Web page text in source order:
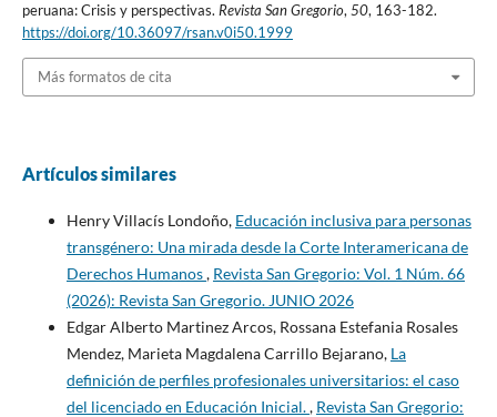
peruana: Crisis y perspectivas. Revista San Gregorio, 50, 163-182.
https://doi.org/10.36097/rsan.v0i50.1999
Más formatos de cita
Artículos similares
Henry Villacís Londoño, Educación inclusiva para personas
transgénero: Una mirada desde la Corte Interamericana de
Derechos Humanos, Revista San Gregorio: Vol. 1 Núm. 66
(2026): Revista San Gregorio. JUNIO 2026
Edgar Alberto Martinez Arcos, Rossana Estefania Rosales
Mendez, Marieta Magdalena Carrillo Bejarano, La
definición de perfiles profesionales universitarios: el caso
del licenciado en Educación Inicial., Revista San Gregorio: